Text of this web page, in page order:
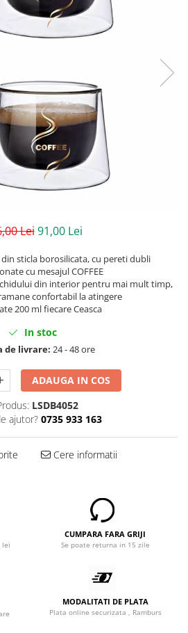
Lei 91,00 Lei
sticla borosilicata, cu pereti dubli
cu mesajul COFFEE
din interior pentru mai mult timp,
confortabil la atingere
200 ml fiecare Ceasca
In stoc
de livrare: 24 - 48 ore
ADAUGA IN COS
LSDB4052
ajutor? 0735 933 163
Cere informatii
lei
CUMPARA FARA GRIJI
Se poate returna in 15 zile
MODALITATI DE PLATA
Plata online securizata , Ramburs